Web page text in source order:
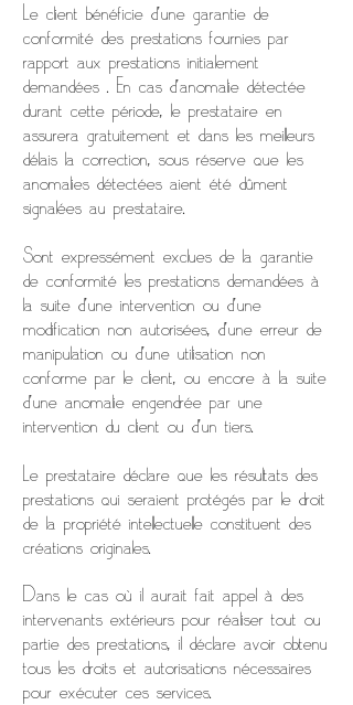
Le client bénéficie d’une garantie de
conformité des prestations fournies par
rapport aux prestations initialement
demandées . En cas d’anomalie détectée
durant cette période, le prestataire en
assurera gratuitement et dans les meilleurs
délais la correction, sous réserve que les
anomalies détectées aient été dûment
signalées au prestataire.
Sont expressément exclues de la garantie
de conformité les prestations demandées à
la suite d’une intervention ou d’une
modification non autorisées, d’une erreur de
manipulation ou d’une utilisation non
conforme par le client, ou encore à la suite
d’une anomalie engendrée par une
intervention du client ou d'un tiers.
Le prestataire déclare que les résultats des
prestations qui seraient protégés par le droit
de la propriété intellectuelle constituent des
créations originales.
Dans le cas où il aurait fait appel à des
intervenants extérieurs pour réaliser tout ou
partie des prestations, il déclare avoir obtenu
tous les droits et autorisations nécessaires
pour exécuter ces services.